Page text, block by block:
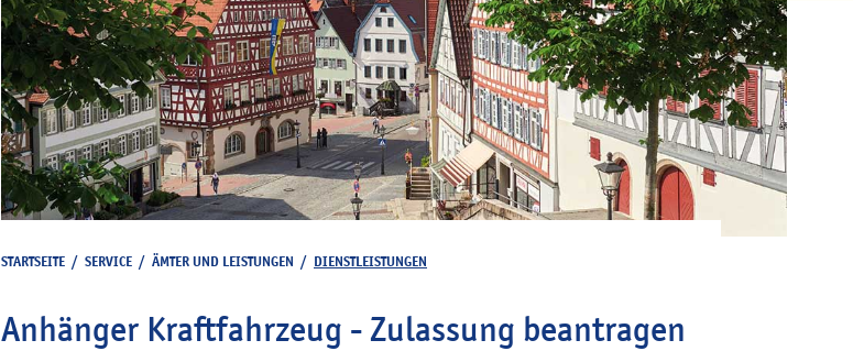
STARTSEITE / SERVICE / ÄMTER UND LEISTUNGEN / DIENSTLEISTUNGEN
Anhänger Kraftfahrzeug - Zulassung beantragen